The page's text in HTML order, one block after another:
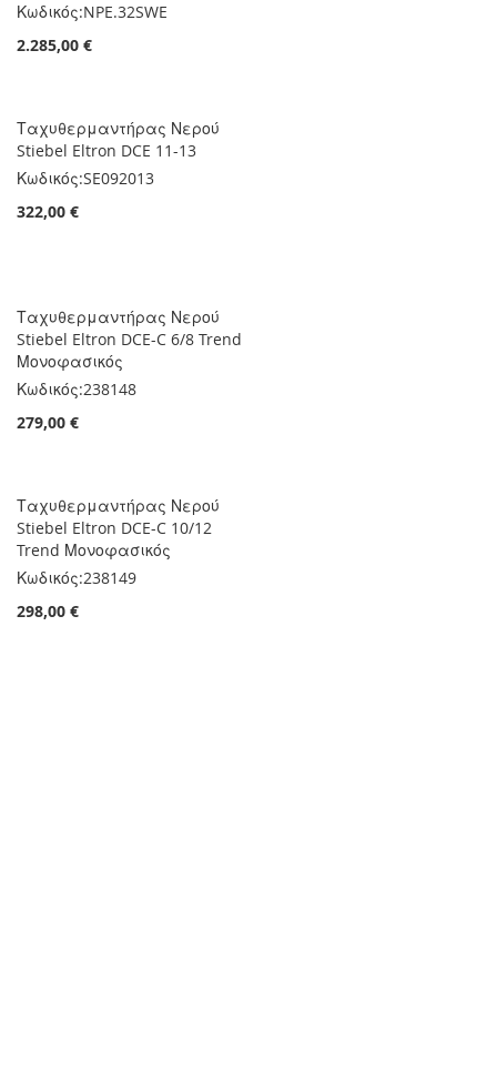
Κωδικός:NPE.32SWE
2.285,00 €
Ταχυθερμαντήρας Νερού
Stiebel Eltron DCE 11-13
Κωδικός:SE092013
322,00 €
Ταχυθερμαντήρας Νερού
Stiebel Eltron DCE-C 6/8 Trend
Μονοφασικός
Κωδικός:238148
279,00 €
Ταχυθερμαντήρας Νερού
Stiebel Eltron DCE-C 10/12
Trend Μονοφασικός
Κωδικός:238149
298,00 €